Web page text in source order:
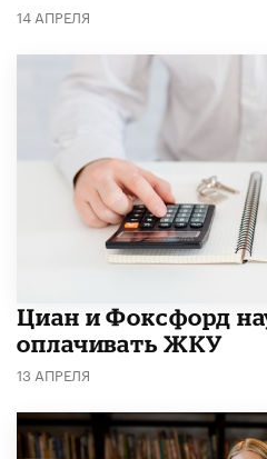
14 АПРЕЛЯ
Циан и Фоксфорд
оплачивать ЖКУ
13 АПРЕЛЯ